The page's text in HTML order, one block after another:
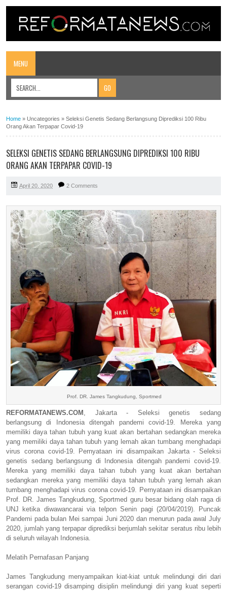
MENU
Home » Uncategories » Seleksi Genetis Sedang Berlangsung Diprediksi 100 Ribu
Orang Akan Terpapar Covid-19
SELEKSI GENETIS SEDANG BERLANGSUNG DIPREDIKSI 100 RIBU
ORANG AKAN TERPAPAR COVID-19
April 20, 2020 2 Comments
Prof. DR. James Tangkudung, Sportmed
REFORMATANEWS.COM , Jakarta - Seleksi genetis sedang
berlangsung di Indonesia ditengah pandemi covid-19. Mereka yang
memiliki daya tahan tubuh yang kuat akan bertahan sedangkan mereka
yang memiliki daya tahan tubuh yang lemah akan tumbang menghadapi
virus corona covid-19. Pernyataan ini disampaikan Jakarta - Seleksi
genetis sedang berlangsung di Indonesia ditengah pandemi covid-19.
Mereka yang memiliki daya tahan tubuh yang kuat akan bertahan
sedangkan mereka yang memiliki daya tahan tubuh yang lemah akan
tumbang menghadapi virus corona covid-19. Pernyataan ini disampaikan
Prof. DR. James Tangkudung, Sportmed guru besar bidang olah raga di
UNJ ketika diwawancarai via telpon Senin pagi (20/04/2019). Puncak
Pandemi pada bulan Mei sampai Juni 2020 dan menurun pada awal July
2020, jumlah yang terpapar diprediksi berjumlah sekitar seratus ribu lebih
di seluruh wilayah Indonesia.
Melatih Pernafasan Panjang
James Tangkudung menyampaikan kiat-kiat untuk melindungi diri dari
serangan covid-19 disamping disiplin melindungi diri yang kuat seperti